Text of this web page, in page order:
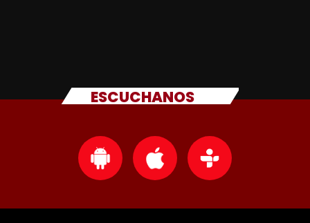
ESCUCHANOS